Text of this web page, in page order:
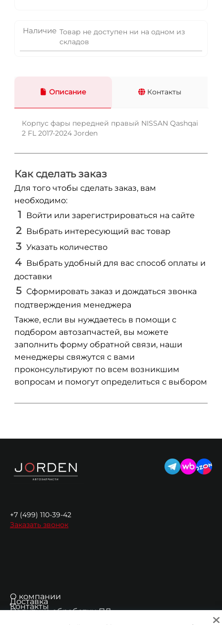
Наличие Товар не доступен ни на одном из
складов
Описание Контакты
Корпус фары передней правый NISSAN Qashqai
2 FL 2017-2024 Jorden
Как сделать заказ
Для того чтобы сделать заказ, вам
необходимо:
Войти или зарегистрироваться на сайте
Выбрать интересующий вас товар
Указать количество
Выбрать удобный для вас способ оплаты и
доставки
Сформировать заказ и дождаться звонка
подтверждения менеджера
Также, если вы нуждаетесь в помощи с
подбором автозапчастей, вы можете
заполнить форму обратной связи, наши
менеджеры свяжутся с вами
проконсультируют по всем возникшим
вопросам и помогут определиться с выбором
О компании
Доставка
Контакты
Политика обработки ПД
+7 (499) 110-39-42
Заказать звонок